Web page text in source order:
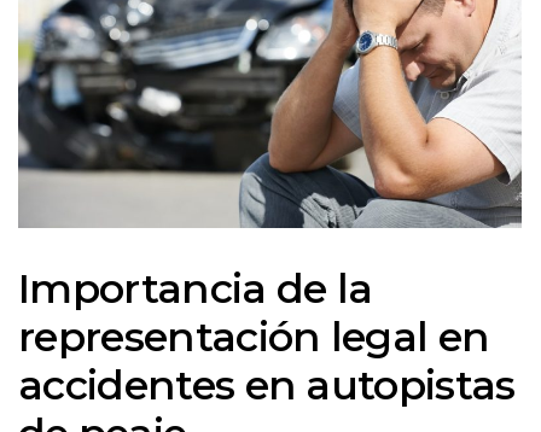
Importancia de la
representación legal en
accidentes en autopistas